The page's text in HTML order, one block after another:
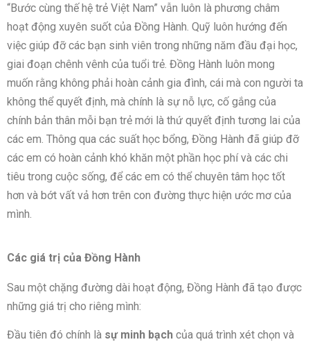
“Bước cùng thế hệ trẻ Việt Nam” vẫn luôn là phương châm
hoạt động xuyên suốt của Đồng Hành. Quỹ luôn hướng đến
việc giúp đỡ các bạn sinh viên trong những năm đầu đại học,
giai đoạn chênh vênh của tuổi trẻ. Đồng Hành luôn mong
muốn rằng không phải hoàn cảnh gia đình, cái mà con người ta
không thể quyết định, mà chính là sự nỗ lực, cố gắng của
chính bản thân mỗi bạn trẻ mới là thứ quyết định tương lai của
các em. Thông qua các suất học bổng, Đồng Hành đã giúp đỡ
các em có hoàn cảnh khó khăn một phần học phí và các chi
tiêu trong cuộc sống, để các em có thể chuyên tâm học tốt
hơn và bớt vất vả hơn trên con đường thực hiện ước mơ của
mình.
Các giá trị của Đồng Hành
Sau một chặng đường dài hoạt động, Đồng Hành đã tạo được
những giá trị cho riêng mình:
Đầu tiên đó chính là sự minh bạch của quá trình xét chọn và